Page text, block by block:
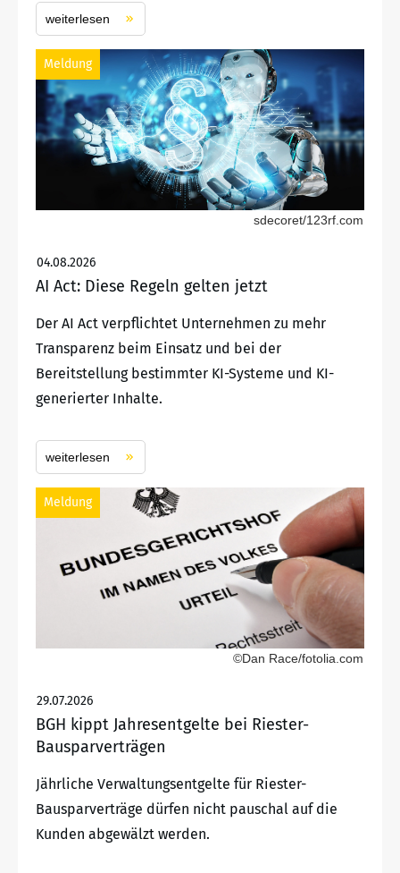
weiterlesen
Meldung
sdecoret/123rf.com
04.08.2026
AI Act: Diese Regeln gelten jetzt
Der AI Act verpflichtet Unternehmen zu mehr
Transparenz beim Einsatz und bei der
Bereitstellung bestimmter KI-Systeme und KI-
generierter Inhalte.
weiterlesen
Meldung
©Dan Race/fotolia.com
29.07.2026
BGH kippt Jahresentgelte bei Riester-
Bausparverträgen
Jährliche Verwaltungsentgelte für Riester-
Bausparverträge dürfen nicht pauschal auf die
Kunden abgewälzt werden.